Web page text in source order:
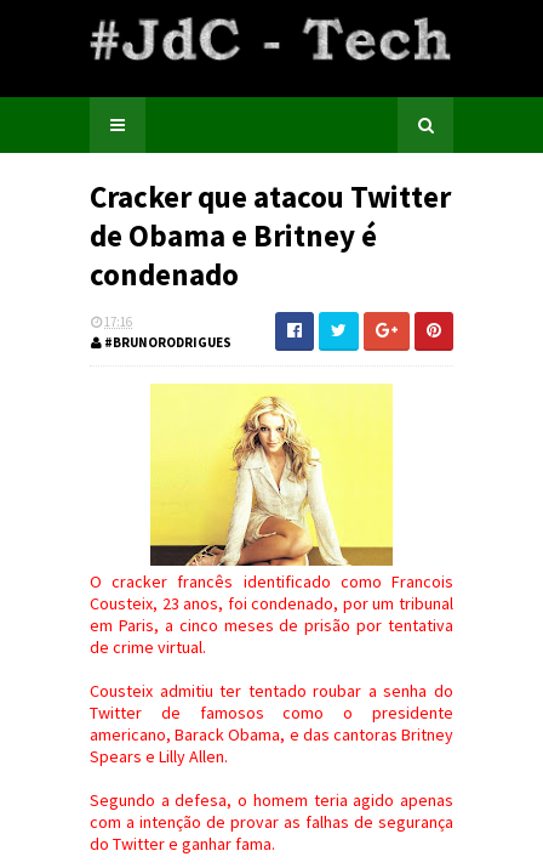
Cracker que atacou Twitter
de Obama e Britney é
condenado
17:16
#BRUNORODRIGUES
O cracker francês identificado como Francois
Cousteix, 23 anos, foi condenado, por um tribunal
em Paris, a cinco meses de prisão por tentativa
de crime virtual.
Cousteix admitiu ter tentado roubar a senha do
Twitter de famosos como o presidente
americano, Barack Obama, e das cantoras Britney
Spears e Lilly Allen.
Segundo a defesa, o homem teria agido apenas
com a intenção de provar as falhas de segurança
do Twitter e ganhar fama.